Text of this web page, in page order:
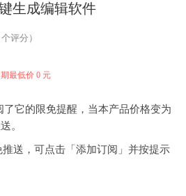
生成编辑软件
评分）
最低价 0 元
它的限免提醒，当本产品价格变为
。
送，可点击「添加订阅」并按提示